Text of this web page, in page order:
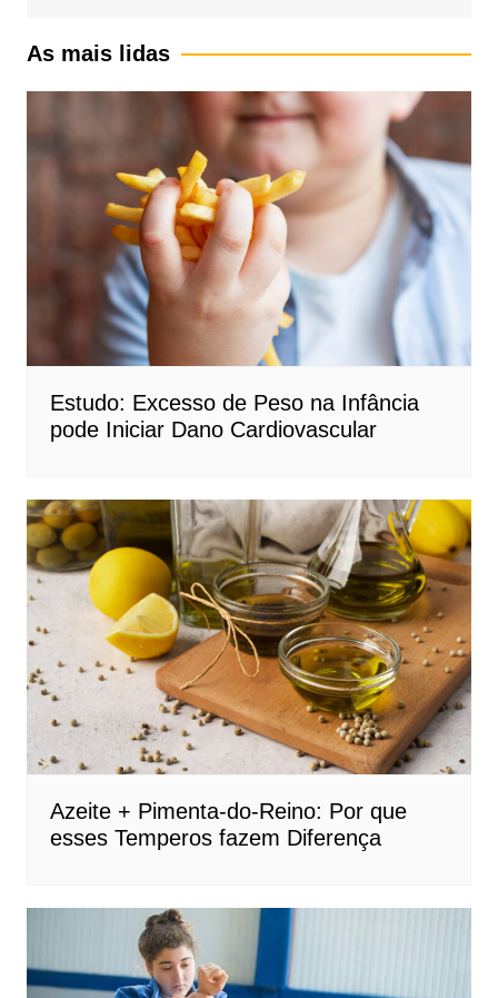
As mais lidas
Estudo: Excesso de Peso na Infância
pode Iniciar Dano Cardiovascular
Azeite + Pimenta-do-Reino: Por que
esses Temperos fazem Diferença